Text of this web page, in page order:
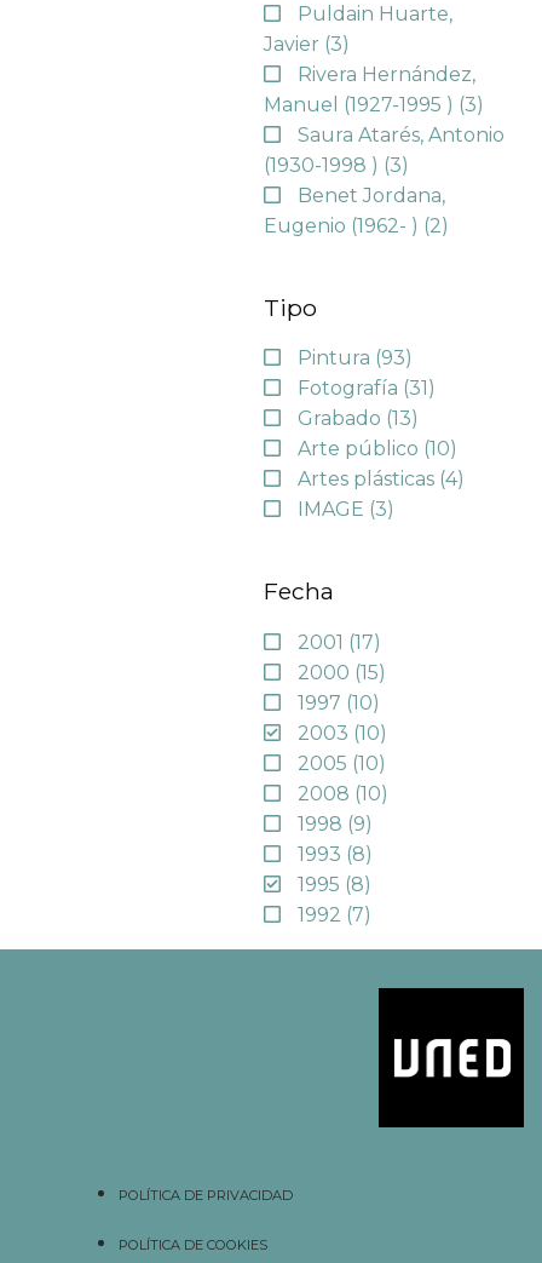
Puldain Huarte,
Javier (3)
Rivera Hernández,
Manuel (1927-1995 ) (3)
Saura Atarés, Antonio
(1930-1998 ) (3)
Benet Jordana,
Eugenio (1962- ) (2)
Tipo
Pintura (93)
Fotografía (31)
Grabado (13)
Arte público (10)
Artes plásticas (4)
IMAGE (3)
Fecha
2001 (17)
2000 (15)
1997 (10)
2003 (10)
2005 (10)
2008 (10)
1998 (9)
1993 (8)
1995 (8)
1992 (7)
POLÍTICA DE PRIVACIDAD
POLÍTICA DE COOKIES